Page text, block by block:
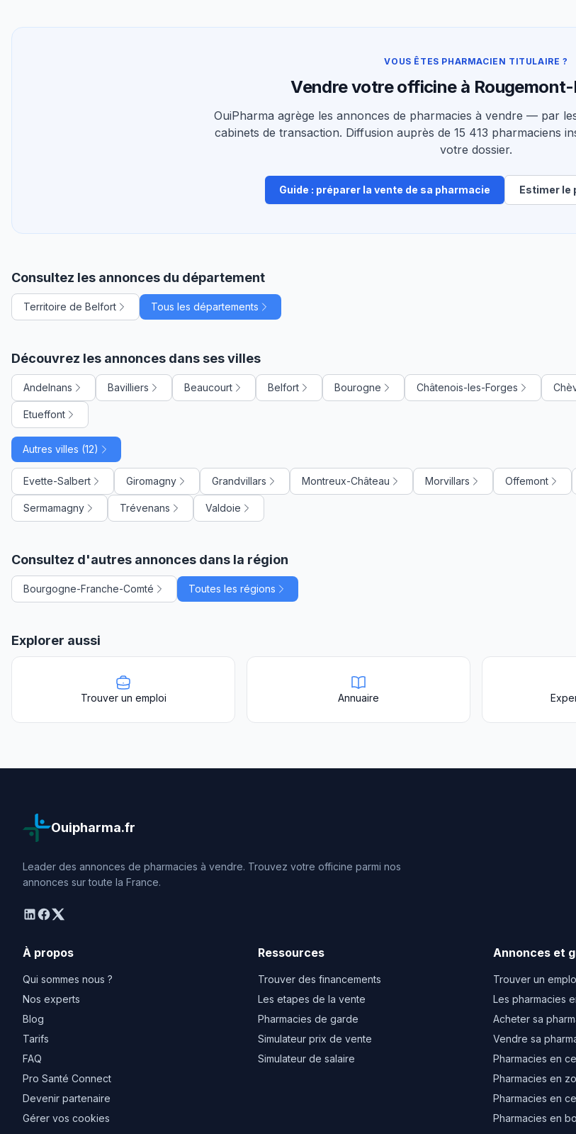
VOUS ÊTES PHARMACIEN TITULAIRE ?
Vendre votre officine à
OuiPharma agrège les annonces de pharmacies à vendre — par
cabinets de transaction. Diffusion auprès de 15 413 pharmaciens
votre dossier.
Guide : préparer la vente de sa pharmacie Estimer le
Consultez les annonces du département
Territoire de Belfort Tous les départements
Découvrez les annonces dans ses villes
Andelnans Bavilliers Beaucourt Belfort Bourogne Châtenois-les-Forges
Etueffont
Autres villes (12)
Evette-Salbert Giromagny Grandvillars Montreux-Château Morvillars Offemont
Sermamagny Trévenans Valdoie
Consultez d'autres annonces dans la région
Bourgogne-Franche-Comté Toutes les régions
Explorer aussi
Trouver un emploi Annuaire
Ouipharma.fr
Leader des annonces de pharmacies à vendre. Trouvez votre officine parmi nos
annonces sur toute la France.
linkedin
facebook
twitter
À propos
Qui sommes nous ?
Nos experts
Blog
Tarifs
FAQ
Pro Santé Connect
Devenir partenaire
Gérer vos cookies
Ressources
Trouver des financements
Les etapes de la vente
Pharmacies de garde
Simulateur prix de vente
Simulateur de salaire
Annonces et
Trouver un
Les pharmacies
Acheter sa
Vendre sa
Pharmacies en
Pharmacies en
Pharmacies en
Pharmacies en